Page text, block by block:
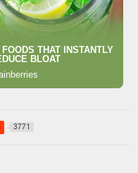
3771